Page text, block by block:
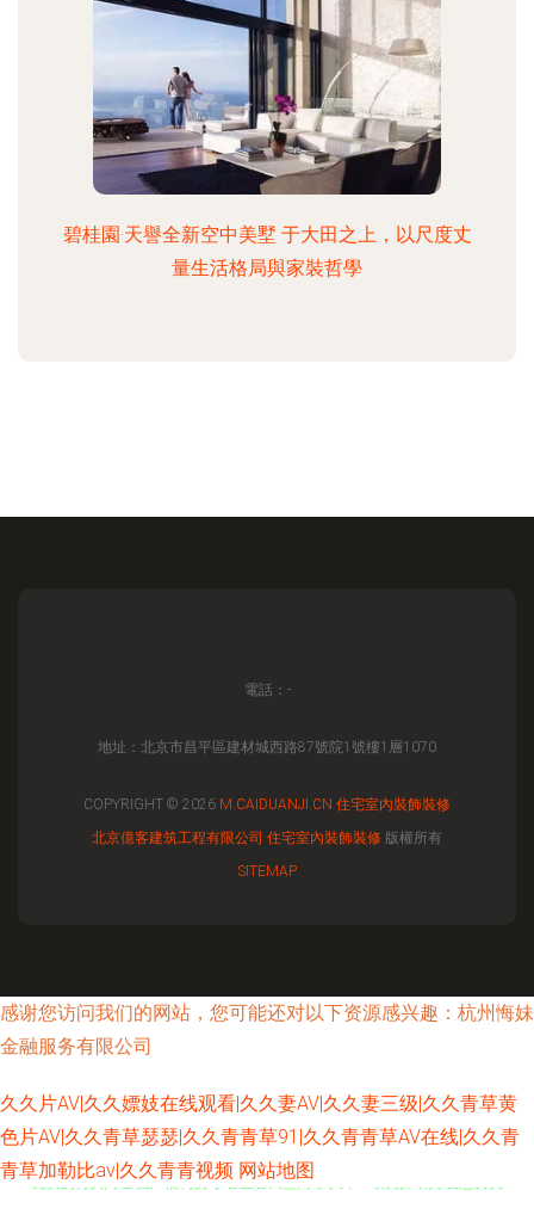
碧桂園·天譽全新空中美墅 于大田之上，以尺度丈
量生活格局與家裝哲學
電話：-
地址：北京市昌平區建材城西路87號院1號樓1層1070
COPYRIGHT © 2026 M.CAIDUANJI.CN 住宅室內裝飾裝修
北京億客建筑工程有限公司 住宅室內裝飾裝修 版權所有
SITEMAP
感谢您访问我们的网站，您可能还对以下资源感兴趣：杭州悔妹
金融服务有限公司
久久片AV|久久嫖妓在线观看|久久妻AV|久久妻三级|久久青草黄
色片AV|久久青草瑟瑟|久久青青草91|久久青青草AV在线|久久青
青草加勒比av|久久青青视频 网站地图
免费的肏屄网址 国产福利夜 丁香五香天堂网 伊人干B 欧美操欧美 变态另类